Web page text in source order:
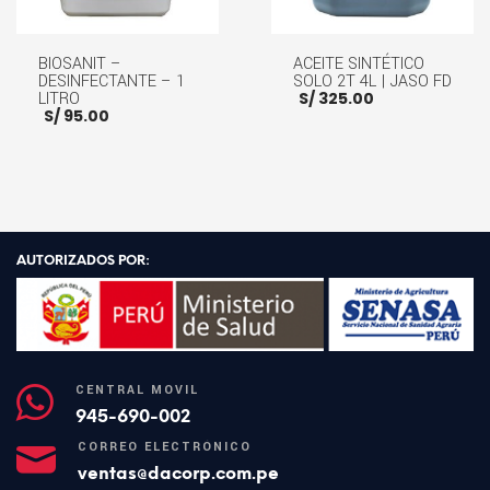
BIOSANIT –
DESINFECTANTE – 1
LITRO
S/ 95.00
ACEITE SINTÉTICO
SOLO 2T 4L | JASO FD
S/325.00
AUTORIZADOS POR:
CENTRAL MÓVIL
945-690-002
CORREO ELECTRÓNICO
ventas@dacorp.com.pe